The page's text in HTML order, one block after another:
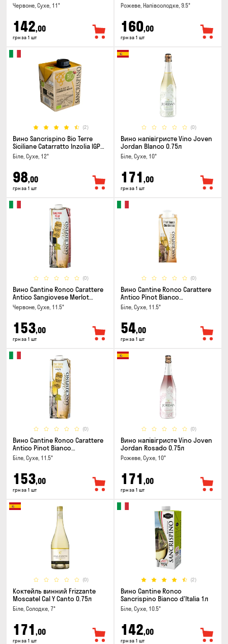
Червоне, Сухе, 11°
142,00
грн за 1 шт
Рожеве, Напівсолодке, 9.5°
160,00
грн за 1 шт
(2)
Вино Sancrispino Bio Terre
Siciliane Catarratto Inzolia IGP
0.5л
Біле, Сухе, 12°
98,00
грн за 1 шт
(0)
Вино напівігристе Vino Joven
Jordan Blanco 0.75л
Біле, Сухе, 10°
171 ,00
грн за 1 шт
(0)
Вино Cantine Ronco Carattere
Antico Sangiovese Merlot
Rubicone IGT 1л
Червоне, Сухе, 11.5°
153,00
грн за 1 шт
(0)
Вино Cantine Ronco Carattere
Antico Pinot Bianco
Chardonnay Rubicone IGT 0.25л
Біле, Сухе, 11.5°
54,00
грн за 1 шт
(0)
Вино Cantine Ronco Carattere
Antico Pinot Bianco
Chardonnay Rubicone IGT 1л
Біле, Сухе, 11.5°
153,00
грн за 1 шт
(0)
Вино напівігристе Vino Joven
Jordan Rosado 0.75л
Рожеве, Сухе, 10°
171 ,00
грн за 1 шт
(0)
Коктейль винний Frizzante
Moscatel Cal Y Canto 0.75л
Біле, Солодке, 7°
171 ,00
грн за 1 шт
(2)
Вино Cantine Ronco
Sancrispino Bianco d'Italia 1л
Біле, Сухе, 10.5°
142,00
грн за 1 шт